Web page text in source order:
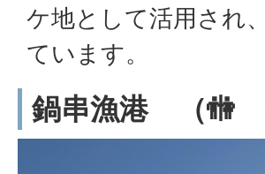
ケ地として活用され
ています。
鍋串漁港 （🚻